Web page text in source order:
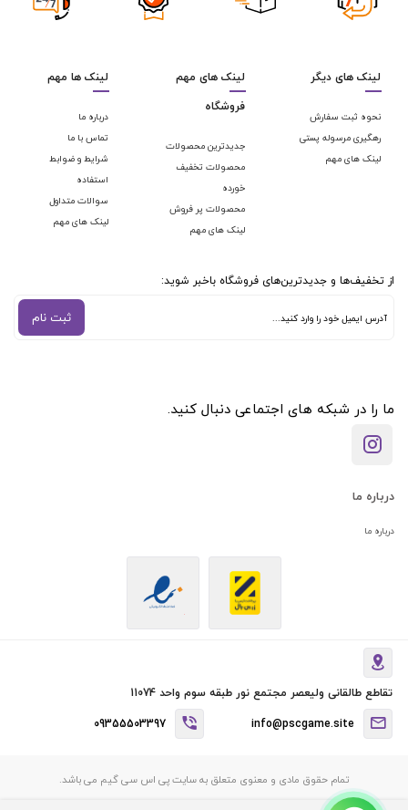
لینک های دیگر
نحوه ثبت سفارش
رهگیری مرسوله پستی
لینک های مهم
لینک های مهم
فروشگاه
جدیدترین محصولات
محصولات تخفیف
خورده
محصولات پر فروش
لینک های مهم
لینک ها مهم
درباره ما
تماس با ما
شرایط و ضوابط
استفاده
سوالات متداول
لینک های مهم
از تخفیف‌ها و جدیدترین‌های فروشگاه باخبر شوید:
ثبت نام
ما را در شبکه های اجتماعی دنبال کنید.
درباره ما
درباره ما
تقاطع طالقانی ولیعصر مجتمع نور طبقه سوم واحد 11074
09355503397
info@pscgame.site
تمام حقوق مادی و معنوی متعلق به سایت پی اس سی گیم می باشد.